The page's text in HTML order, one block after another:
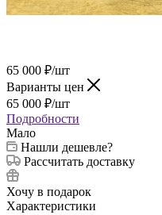
65 000 ₽/шт
Варианты цен
65 000 ₽/шт
Подробности
Мало
Нашли дешевле?
Рассчитать доставку
Хочу в подарок
Характеристики